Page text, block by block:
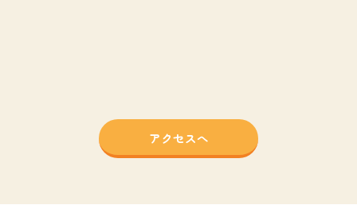
アクセスへ